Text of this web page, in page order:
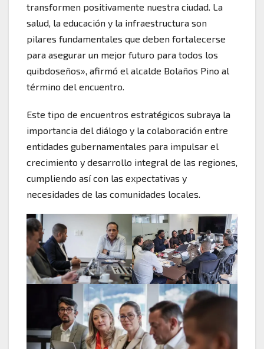
transformen positivamente nuestra ciudad. La
salud, la educación y la infraestructura son
pilares fundamentales que deben fortalecerse
para asegurar un mejor futuro para todos los
quibdoseños», afirmó el alcalde Bolaños Pino al
término del encuentro.
Este tipo de encuentros estratégicos subraya la
importancia del diálogo y la colaboración entre
entidades gubernamentales para impulsar el
crecimiento y desarrollo integral de las regiones,
cumpliendo así con las expectativas y
necesidades de las comunidades locales.